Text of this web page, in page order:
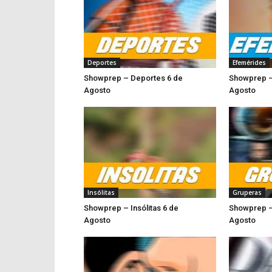
Deportes
Showprep – Deportes 6 de
Agosto
Efemérides
Showprep
Agosto
Insólitas
Showprep – Insólitas 6 de
Agosto
Gruperas
Showprep